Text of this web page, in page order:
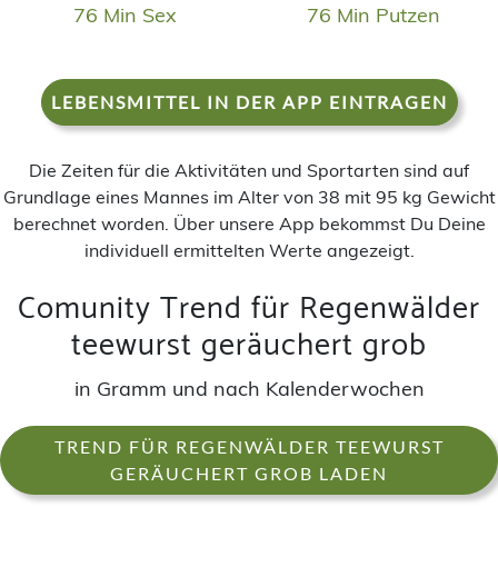
76 Min Sex 76 Min Putzen
LEBENSMITTEL IN DER APP EINTRAGEN
Die Zeiten für die Aktivitäten und Sportarten sind auf
Grundlage eines Mannes im Alter von 38 mit 95 kg Gewicht
berechnet worden. Über unsere App bekommst Du Deine
individuell ermittelten Werte angezeigt.
Comunity Trend für Regenwälder
teewurst geräuchert grob
in Gramm und nach Kalenderwochen
TREND FÜR REGENWÄLDER TEEWURST
GERÄUCHERT GROB LADEN